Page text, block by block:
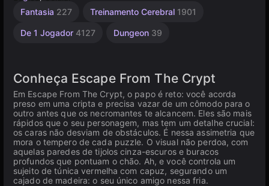
Fantasia 227 Treinamento Cerebral 1901
De 1 Jogador 4127 Dungeon 39
Conheça Escape From The Crypt
Em Escape From The Crypt, o papo é reto: você acorda
preso em uma cripta e precisa vazar de um cômodo para o
outro antes que os necromantes te alcancem. Eles são mais
rápidos que o seu personagem, mas tem um detalhe crucial:
os caras não desviam de obstáculos. É nessa assimetria que
mora o tempero de cada puzzle. O visual não perdoa, com
aquelas paredes de tijolos cinza-escuros e buracos
profundos que pontuam o chão. Ah, e você controla um
sujeito de túnica vermelha com capuz, segurando um
cajado de madeira: o seu único amigo nessa fria.